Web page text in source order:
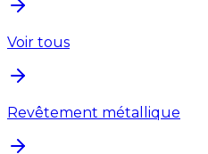
Voir tous
Revêtement métallique